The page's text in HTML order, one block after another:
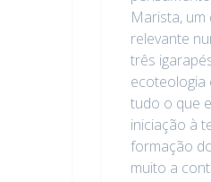
Marista,
relevante
três
ecoteologia
tudo o que
iniciação à
formação
muito a